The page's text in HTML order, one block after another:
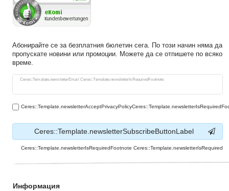
Абонирайте се за безплатния бюлетин сега. По този начин няма да
пропускате новини или промоции. Можете да се отпишете по всяко
време.
Ceres::Template.newsletterEmail Ceres::Template.newsletterIsRequiredFootnote
Ceres::Template.newsletterHoneypotLabel
Ceres::Template.newsletterSubscribeButtonLabel
Ceres::Template.newsletterIsRequiredFootnote Ceres::Template.newsletterIsRequired
Информация